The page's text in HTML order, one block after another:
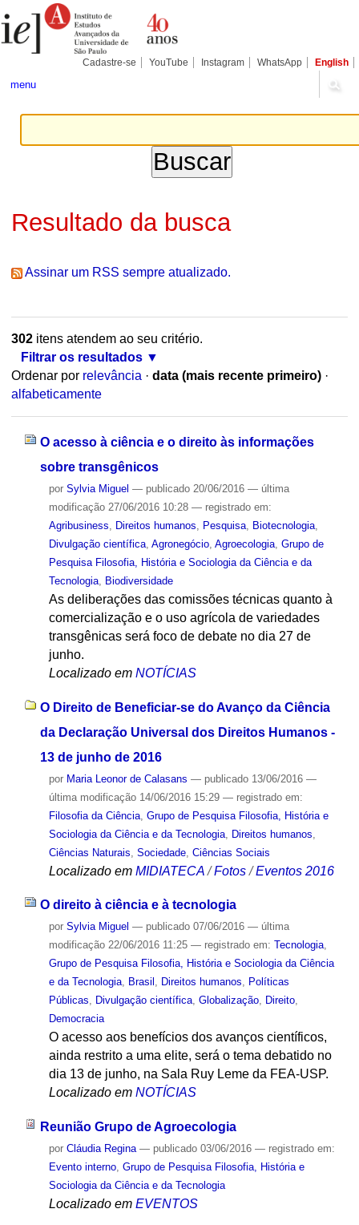
para
conteúdo.
Pessoais
Cadastre-se YouTube Instagram WhatsApp English
menu
Resultado da busca
Assinar um RSS sempre atualizado.
302itens atendem ao seu critério.
Filtrar os resultados
Ordenar por relevância · data (mais recente primeiro) ·
alfabeticamente
O acesso à ciência e o direito às informações
sobre transgênicos
por Sylvia Miguel — publicado20/06/2016 — última
modificação27/06/2016 10:28 — registrado em:
Agribusiness
Direitos humanos Pesquisa, Biotecnologia,
Divulgação científica, Agronegócio, Agroecologia, Grupo de
Pesquisa Filosofia, História e Sociologia da Ciência e da
Tecnologia, Biodiversidade
As deliberações das comissões técnicas quanto à
comercialização e o uso agrícola de variedades
transgênicas será foco de debate no dia 27 de
junho.
Localizado em NOTÍCIAS
O Direito de Beneficiar-se do Avanço da Ciência
da Declaração Universal dos Direitos Humanos -
13 de junho de 2016
por Maria Leonor de Calasans — publicado13/06/2016 —
última modificação14/06/2016 15:29 — registrado em:
Filosofia da Ciência, Grupo de Pesquisa Filosofia, História e
Sociologia da Ciência e da Tecnologia, Direitos humanos
Ciências Naturais Sociedade, Ciências Sociais
Localizado em MIDIATECA /Fotos /Eventos 2016
O direito à ciência e à tecnologia
por Sylvia Miguel — publicado07/06/2016 — última
modificação22/06/2016 11:25 — registrado em: Tecnologia,
Grupo de Pesquisa Filosofia, História e Sociologia da Ciência
e da Tecnologia, Brasil , Direitos humanos, Políticas
Públicas, Divulgação científica, Globalização, Direito,
Democracia
O acesso aos benefícios dos avanços científicos,
ainda restrito a uma elite, será o tema debatido no
dia 13 de junho, na Sala Ruy Leme da FEA-USP.
Localizado em NOTÍCIAS
Reunião Grupo de Agroecologia
por Cláudia Regina — publicado03/06/2016 — registrado em:
Evento interno, Grupo de Pesquisa Filosofia, História e
Sociologia da Ciência e da Tecnologia
Localizado em EVENTOS